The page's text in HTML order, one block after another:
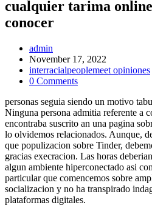
cualquier tarima
conocer
Post
Author:
admin
Post
published:
November 17, 2022
Post
Category:
interracialpeoplemeet opiniones
Post
0 Comments
personas seguia siendo un motivo
Ninguna persona admitia referente a
encontraba suscrito an una pagina
lo olvidemos relacionados. Aunque,
que populizacion sobre Tinder,
gracias execracion. Las horas
algun ambiente hiperconectado asi­
particular que comencemos sobre
socializacion y no ha transpirado
plataformas digitales.